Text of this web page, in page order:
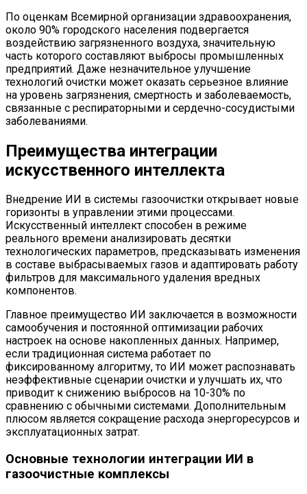
По оценкам Всемирной организации здравоохранения,
около 90% городского населения подвергается
воздействию загрязненного воздуха, значительную
часть которого составляют выбросы промышленных
предприятий. Даже незначительное улучшение
технологий очистки может оказать серьезное влияние
на уровень загрязнения, смертность и заболеваемость,
связанные с респираторными и сердечно-сосудистыми
заболеваниями.
Преимущества интеграции
искусственного интеллекта
Внедрение ИИ в системы газоочистки открывает новые
горизонты в управлении этими процессами.
Искусственный интеллект способен в режиме
реального времени анализировать десятки
технологических параметров, предсказывать изменения
в составе выбрасываемых газов и адаптировать работу
фильтров для максимального удаления вредных
компонентов.
Главное преимущество ИИ заключается в возможности
самообучения и постоянной оптимизации рабочих
настроек на основе накопленных данных. Например,
если традиционная система работает по
фиксированному алгоритму, то ИИ может распознавать
неэффективные сценарии очистки и улучшать их, что
приводит к снижению выбросов на 10-30% по
сравнению с обычными системами. Дополнительным
плюсом является сокращение расхода энергоресурсов и
эксплуатационных затрат.
Основные технологии интеграции ИИ в
газоочистные комплексы